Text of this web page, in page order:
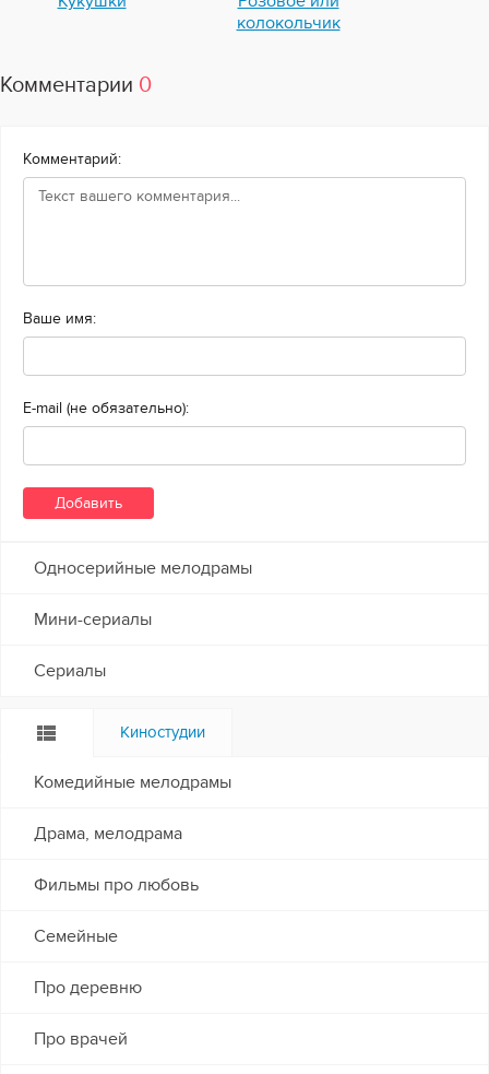
колокольчик
Комментарии 0
Комментарий:
Ваше имя:
E-mail (не обязательно):
Односерийные мелодрамы
Мини-сериалы
Сериалы
Киностудии
Комедийные мелодрамы
Драма, мелодрама
Фильмы про любовь
Семейные
Про деревню
Про врачей